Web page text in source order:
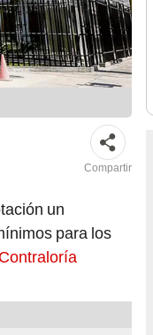
Compartir
un
para los